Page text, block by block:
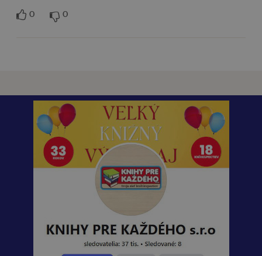
0 0